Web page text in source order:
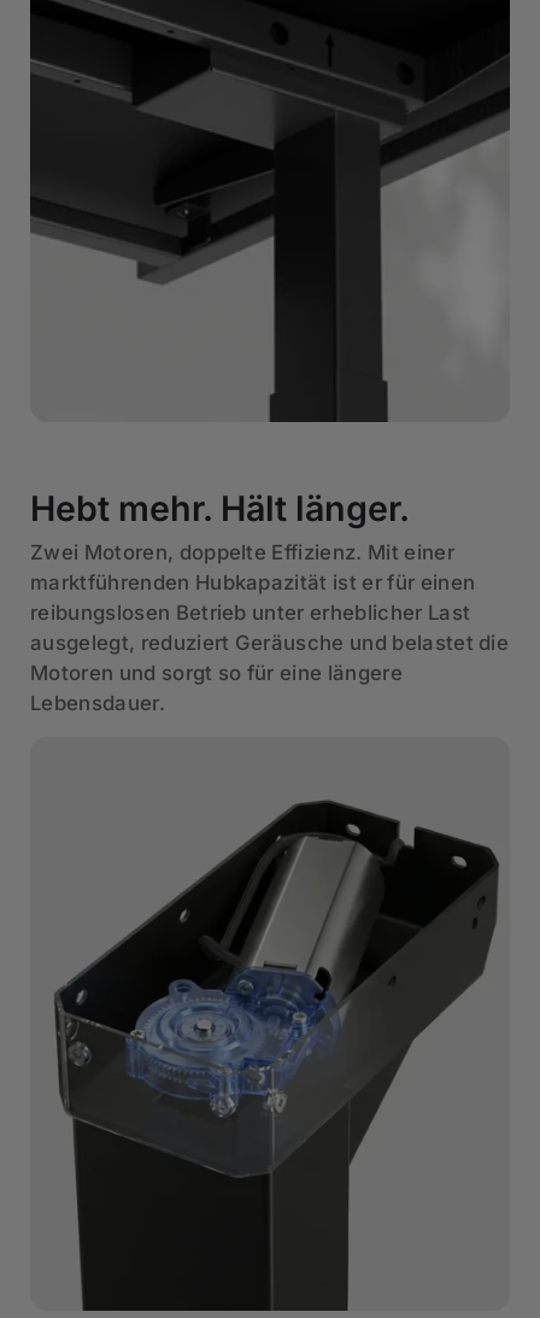
Hebt mehr. Hält länger.
Zwei Motoren, doppelte Effizienz. Mit einer
marktführenden Hubkapazität ist er für einen
reibungslosen Betrieb unter erheblicher Last
ausgelegt, reduziert Geräusche und belastet die
Motoren und sorgt so für eine längere
Lebensdauer.